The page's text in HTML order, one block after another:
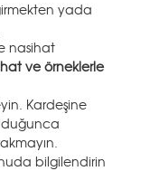
yada
nasihat
ve örneklerle
Kardeşine
bilgilendirin